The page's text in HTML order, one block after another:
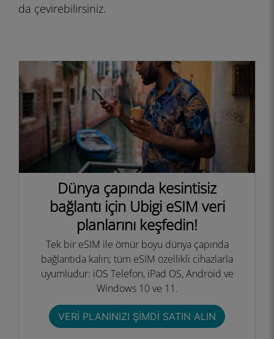
da çevirebilirsiniz.
Dünya çapında kesintisiz
bağlantı için Ubigi eSIM veri
planlarını keşfedin!
Tek bir eSIM ile ömür boyu dünya çapında
bağlantıda kalın; tüm eSIM özellikli cihazlarla
uyumludur: iOS Telefon, iPad OS, Android ve
Windows 10 ve 11.
VERI PLANINIZI ŞIMDI SATIN ALIN